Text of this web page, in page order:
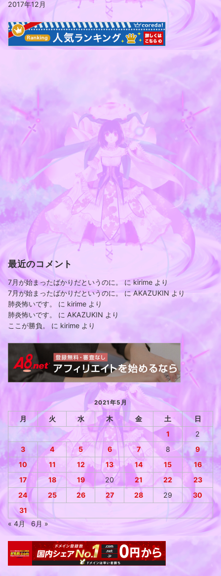
2017年12月
最近のコメント
7月が始まったばかりだというのに。 にkirime より
7月が始まったばかりだというのに。
にAKAZUKIN より
肺炎怖いです。
に kirime より
肺炎怖いです。
に AKAZUKIN より
ここが勝負。
に kirime より
2021年5月
月 火 水 木 金 土
日
1
2
3
4 5 6 7 8
9
10
11 12 13 14 15
16
17
18 19 20 21 22
23
24
25 26 27 28 29
30
31
« 4月
6月 »